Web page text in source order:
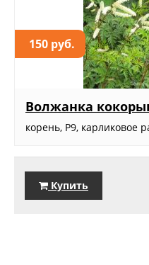
150 руб.
Волжанка
корень, Р9, карликовое
Купить